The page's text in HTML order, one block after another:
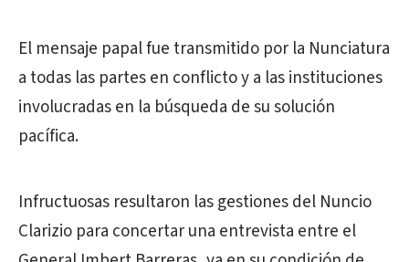
El mensaje papal fue transmitido por la Nunciatura
a todas las partes en conflicto y a las instituciones
involucradas en la búsqueda de su solución
pacífica.
Infructuosas resultaron las gestiones del Nuncio
Clarizio para concertar una entrevista entre el